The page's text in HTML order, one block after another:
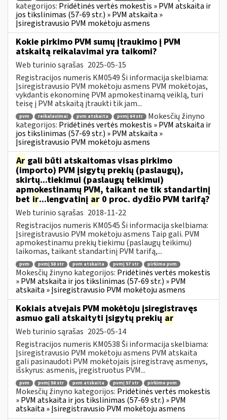
kategorijos: Pridėtinės vertės mokestis » PVM atskaita ir
jos tikslinimas (57-69 str.) » PVM atskaita »
Įsiregistravusio PVM mokėtoju asmens
Kokie pirkimo PVM sumų įtraukimo į PVM
atskaitą reikalavimai yra taikomi?
Web turinio sąrašas 2025-05-15
Registracijos numeris KM0549 Ši informacija skelbiama:
Įsiregistravusio PVM mokėtoju asmens PVM mokėtojas,
vykdantis ekonominę PVM apmokestinamą veiklą, turi
teisę į PVM atskaitą įtraukti tik jam...
pvm reikalavimai pvm atskaita pvmį 64 str
Mokesčių žinyno
kategorijos: Pridėtinės vertės mokestis » PVM atskaita ir
jos tikslinimas (57-69 str.) » PVM atskaita »
Įsiregistravusio PVM mokėtoju asmens
Ar gali būti atskaitomas visas pirkimo
(importo) PVM įsigytų prekių (paslaugų),
skirtų...tiekimui (paslaugų teikimui)
apmokestinamų PVM, taikant ne tik standartinį
bet ir...lengvatinį ar 0 proc. dydžio PVM tarifą?
Web turinio sąrašas 2018-11-22
Registracijos numeris KM0545 Ši informacija skelbiama:
Įsiregistravusio PVM mokėtoju asmens Taip gali. PVM
apmokestinamu prekių tiekimu (paslaugų teikimu)
laikomas, taikant standartinį PVM tarifą,...
pvm pvmį 58 str pvm atskaita pvmį 57 str pirkimo pvm
Mokesčių žinyno kategorijos: Pridėtinės vertės mokestis
» PVM atskaita ir jos tikslinimas (57-69 str.) » PVM
atskaita » Įsiregistravusio PVM mokėtoju asmens
Kokiais atvejais PVM mokėtoju įsiregistravęs
asmuo gali atskaityti įsigytų prekių ar
Web turinio sąrašas 2025-05-14
Registracijos numeris KM0538 Ši informacija skelbiama:
Įsiregistravusio PVM mokėtoju asmens PVM atskaita
gali pasinaudoti PVM mokėtojais įsiregistravę asmenys,
išskyrus: asmenis, įregistruotus PVM...
pvm pvmį 58 str pvm atskaita pvmį 57 str pirkimo pvm
Mokesčių žinyno kategorijos: Pridėtinės vertės mokestis
» PVM atskaita ir jos tikslinimas (57-69 str.) » PVM
atskaita » Įsiregistravusio PVM mokėtoju asmens